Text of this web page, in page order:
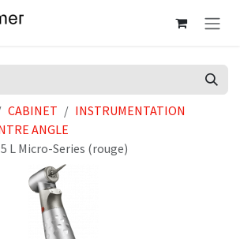
CABINET
INSTRUMENTATION
ANGLE
L Micro-Series (rouge)